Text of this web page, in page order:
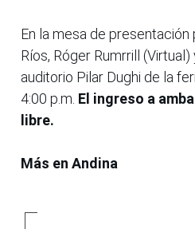
En la mesa de presentación
Ríos, Róger Rumrrill
auditorio Pilar Dughi de la
4:00 p.m. El ingreso a
libre.
Más en Andina